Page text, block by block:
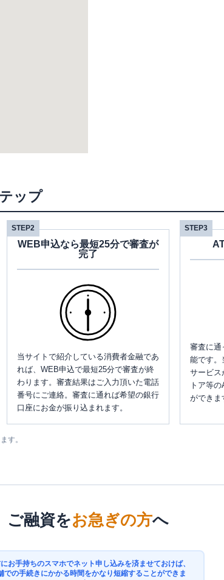
ップ
STEP2
WEB申込なら最短25分で審査が
完了
当サイトで紹介している消費者金融であ
れば、WEB申込で最短25分で審査が終
わります。審査結果はご入力頂いた電話
番号にご連絡。審査に通れば希望の銀行
口座にお金が振り込まれます。
STEP3
審査に通
能です。
サービス
トア等
ができま
す。
ご融資をお急ぎの方へ
お手持ちのスマホでネット申し込みを済ませておけば、
での手続きにかかる時間をかなり短縮することができま